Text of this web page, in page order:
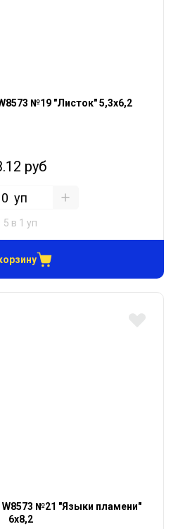
№19 "Листок" 5,3х6,2
руб
уп
5 в 1 уп
№21 "Языки пламени"
6х8,2